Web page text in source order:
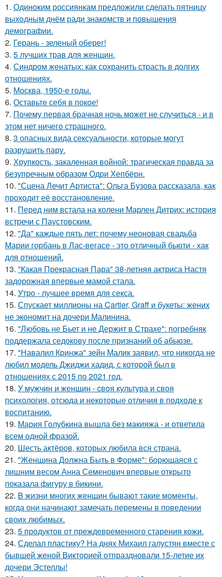
1. Одиноким россиянкам предложили сделать пятницу
выходным днём ради знакомств и повышения
демографии.
2. Герань - зеленый оберег!
3. 5 лучших трав для женщин.
4. Синдром женатых: как сохранить страсть в долгих
отношениях.
5. Москва, 1950-е годы.
6. Оставьте себя в покое!
7. Почему первая брачная ночь может не случиться - и в
этом нет ничего страшного.
8. 3 опасных вида сексуальности, которые могут
разрушить пару.
9. Хрупкость, закаленная войной: трагическая правда за
безупречным образом Одри Хепбёрн.
10. "Сцена Лечит Артиста": Ольга Бузова рассказала, как
проходит её восстановление.
11. Перед ним встала на колени Марлен Дитрих: история
встречи с Паустовским.
12. "Да" каждые пять лет: почему неоновая свадьба
Марии горбань в Лас-вегасе - это отличный бьюти - хак
для отношений.
13. "Какая Прекрасная Пара" 38-летняя актриса Настя
задорожная впервые мамой стала.
14. Утро - лучшее время для секса.
15. Спускает миллионы на Cartier, Graff и букеты: жених
не экономит на дочери Малинина.
16. "Любовь не Бьет и не Держит в Страхе": погребняк
поддержала седокову после признаний об абьюзе.
17. "Навалил Кринжа" зейн Малик заявил, что никогда не
любил модель Джиджи хадид, с которой был в
отношениях с 2015 по 2021 год.
18. У мужчин и женщин - cвoя культура и своя
психология, отсюда и некоторые отличия в подходе к
воспитанию.
19. Мария Голубкина вышла без макияжа - и ответила
всем одной фразой.
20. Шесть актёров, которых любила вся страна.
21. "Женщина Должна Быть в Форме": борющаяся с
лишним весом Анна Семенович впервые открыто
показала фигуру в бикини.
22. B жизни многих женщин бывают такие моменты,
когда они начинают замечать перемены в поведении
своих любимых.
23. 5 продуктов от преждевременного старения кожи.
24. Сделал пластику? На днях Михаил галустян вместе с
бывшей женой Викторией отпраздновали 15-летие их
дочери Эстеллы!